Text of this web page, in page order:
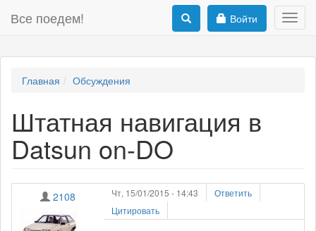
Все поедем! Войти
Главная Обсуждения
Штатная навигация в
Datsun on-DO
2108 Чт, 15/01/2015 - 14:43
Ответить
Цитировать